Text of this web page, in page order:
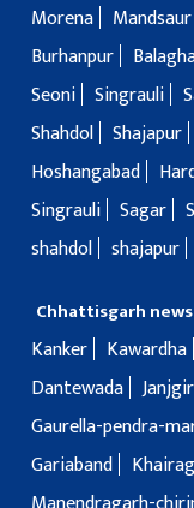
Morena
Mandsaur
Burhanpur
Seoni Singrauli
Shahdol Shajapur
Hoshangabad
Singrauli Sagar
shahdol shajapur
Chhattisgarh
Kanker
Kawardha
Dantewada
Gaurella-pendra-
Gariaband